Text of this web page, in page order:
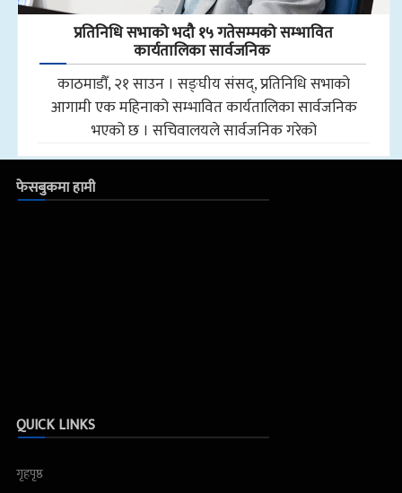
प्रतिनिधि सभाको भदौ १५ गतेसम्मको सम्भावित
कार्यतालिका सार्वजनिक
काठमाडौँ, २१ साउन । सङ्घीय संसद्, प्रतिनिधि सभाको
आगामी एक महिनाको सम्भावित कार्यतालिका सार्वजनिक
भएको छ । सचिवालयले सार्वजनिक गरेको
फेसबुकमा हामी
QUICK LINKS
गृहपृष्ठ